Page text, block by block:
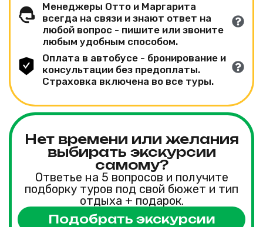
Менеджеры Отто и Маргарита
всегда на связи и знают ответ на
любой вопрос - пишите или звоните
любым удобным способом.
Оплата в автобусе - бронирование и
консультации без предоплаты.
Страховка включена во все туры.
Нет времени или желания
выбирать экскурсии
самому?
Ответье на 5 вопросов и получите
подборку туров под свой бюжет и тип
отдыха + подарок.
Подобрать экскурсии